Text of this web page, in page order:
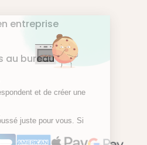
!
et
aussi !
de
correspondent et de créer une
poussé juste pour vous. Si
entreprise
au bureau